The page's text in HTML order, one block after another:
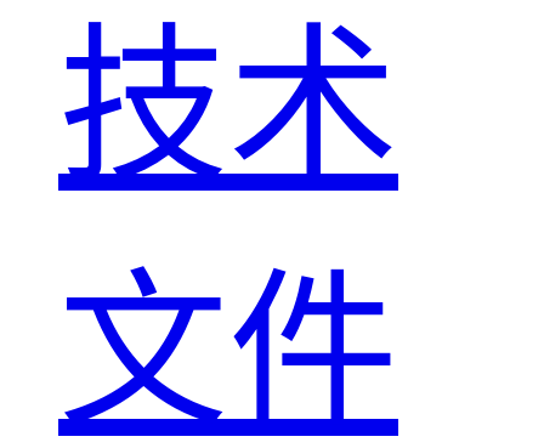
技术
文件